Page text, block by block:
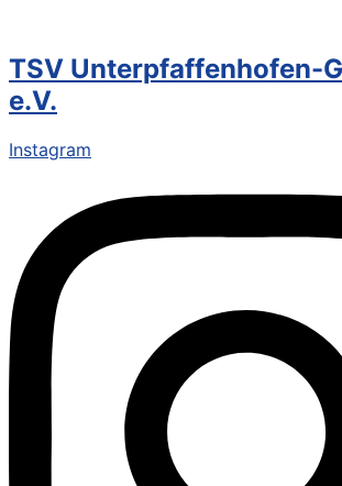
TSV Unterpfaffenhofen-
e.V.
Instagram